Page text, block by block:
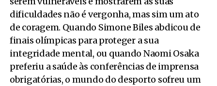
dificuldades não é vergonha, mas sim um ato
de coragem. Quando Simone Biles abdicou de
finais olímpicas para proteger a sua
integridade mental, ou quando Naomi Osaka
preferiu a saúde às conferências de imprensa
obrigatórias, o mundo do desporto sofreu um